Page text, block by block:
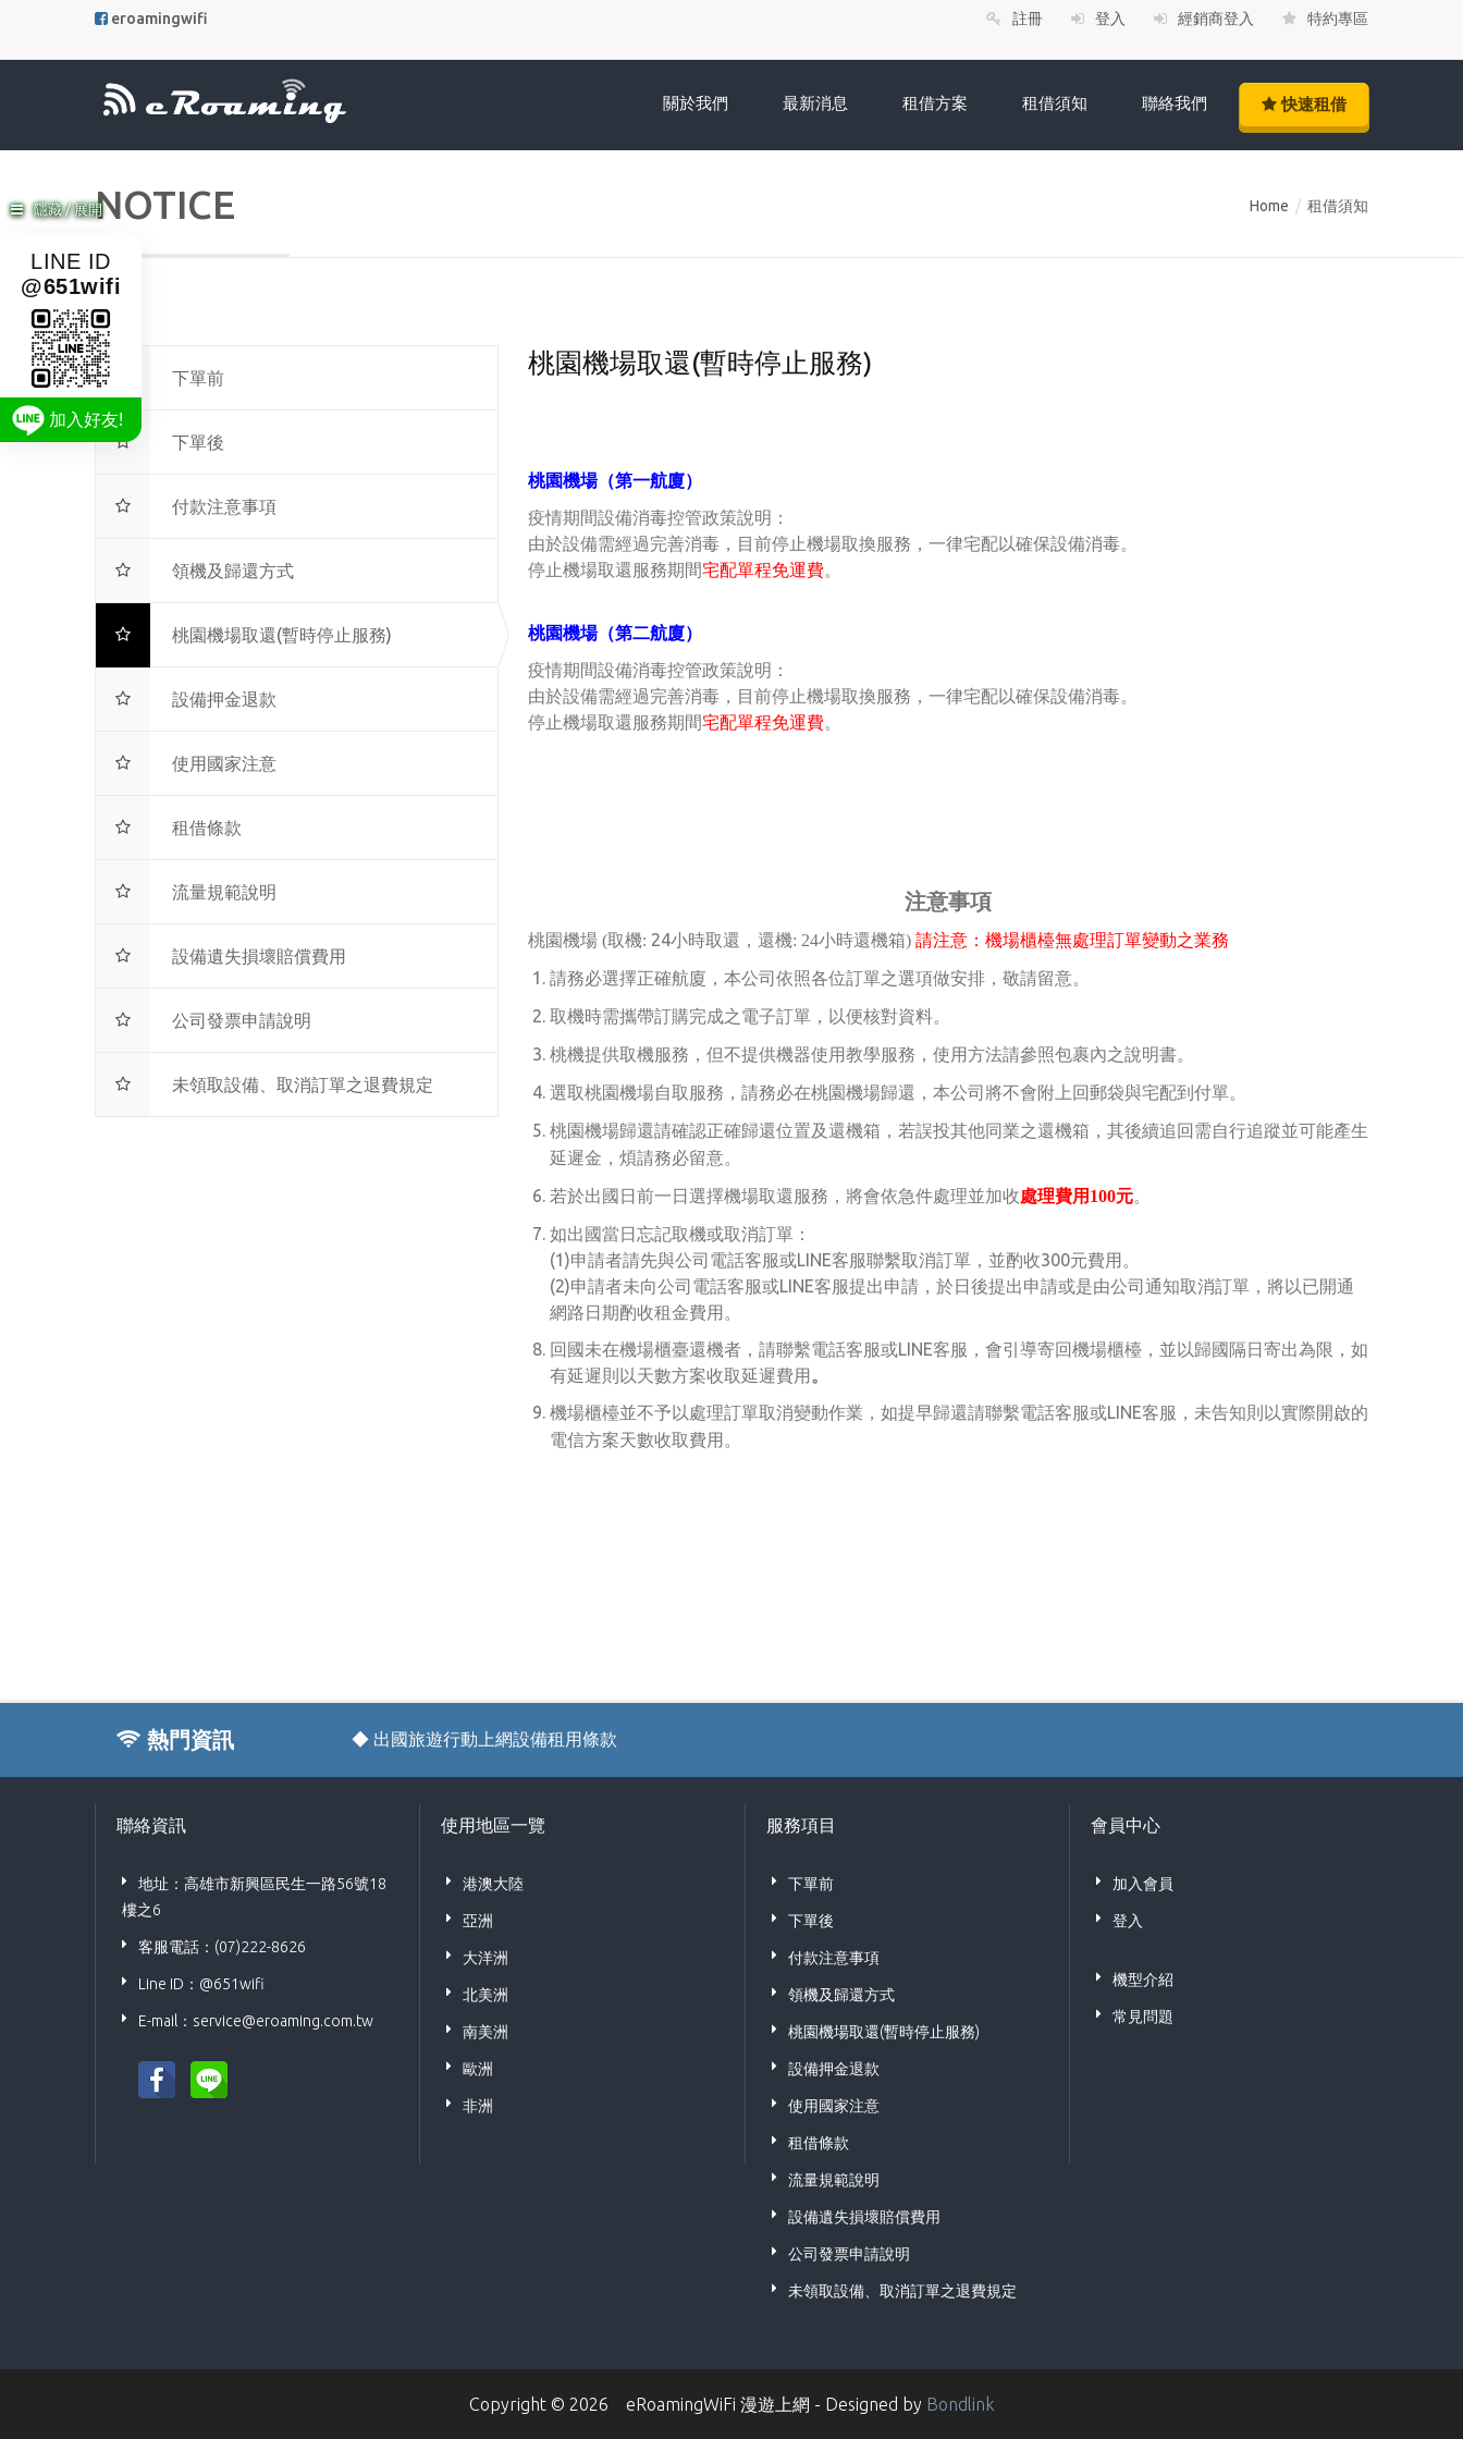
隱藏 / 展開
LINE ID
@651wifi
加入好友!
eroamingwifi 註冊 登入 經銷商登入 特約專區
關於我們 最新消息 租借方案 租借須知 聯絡我們 快速租借
NOTICE Home / 租借須知
下單前
下單後
付款注意事項
領機及歸還方式
桃園機場取還(暫時停止服務)
設備押金退款
使用國家注意
租借條款
流量規範說明
設備遺失損壞賠償費用
公司發票申請說明
未領取設備、取消訂單之退費規定
桃園機場取還(暫時停止服務)
桃園機場（第一航廈）
疫情期間設備消毒控管政策說明：
由於設備需經過完善消毒，目前停止機場取換服務，一律宅配以確保設備消毒。
停止機場取還服務期間宅配單程免運費。
桃園機場（第二航廈）
疫情期間設備消毒控管政策說明：
由於設備需經過完善消毒，目前停止機場取換服務，一律宅配以確保設備消毒。
停止機場取還服務期間宅配單程免運費。
注意事項
桃園機場 (取機: 24小時取還 ，還機: 24小時還機箱) 請注意： 機場櫃檯無處理訂單變動之業務
請務必選擇正確航廈，本公司依照各位訂單之選項做安排，敬請留意。
取機時需攜帶訂購完成之電子訂單，以便核對資料。
桃機提供取機服務，但不提供機器使用教學服務，使用方法請參照包裹內之說明書。
選取桃園機場自取服務，請務必在桃園機場歸還，本公司將不會附上回郵袋與宅配到付單。
桃園機場歸還請確認正確歸還位置及還機箱，若誤投其他同業之還機箱，其後續追回需自行追蹤並可能產生
延遲金，煩請務必留意。
若於出國日前一日選擇機場取還服務，將會依急件處理並加收處理費用100元。
如出國當日忘記取機或取消訂單：
(1)申請者請先與公司電話客服或LINE客服聯繫取消訂單，並酌收300元費用。
(2)申請者未向公司電話客服或LINE客服提出申請，於日後提出申請或是由公司通知取消訂單，將以已開通
網路日期酌收租金費用。
回國未在機場櫃臺還機者，請聯繫電話客服或LINE客服，會引導寄回機場櫃檯，並以歸國隔日寄出為限，如
有延遲則以天數方案收取延遲費用 。
機場櫃檯並不予以處理訂單取消變動作業，如提早歸還請聯繫電話客服或LINE客服，未告知則以實際開啟的
電信方案天數收取費用。
熱門資訊 ◆ 出國旅遊行動上網設備租用條款
聯絡資訊
地址：高雄市新興區民生一路56號18
樓之6
客服電話：(07)222-8626
Line ID：@651wifi
E-mail： service@eroaming.com.tw
使用地區一覽
港澳大陸
亞洲
大洋洲
北美洲
南美洲
歐洲
非洲
服務項目
下單前
下單後
付款注意事項
領機及歸還方式
桃園機場取還(暫時停止服務)
設備押金退款
使用國家注意
租借條款
流量規範說明
設備遺失損壞賠償費用
公司發票申請說明
未領取設備、取消訂單之退費規定
會員中心
加入會員
登入
機型介紹
常見問題
Copyright © 2026 eRoamingWiFi 漫遊上網 - Designed by Bondlink